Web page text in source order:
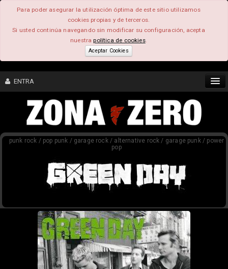
Para poder asegurar la utilización óptima de este sitio utilizamos
cookies propias y de terceros.
Si usted continúa navegando sin modificar su configuración, acepta
nuestrapolítica de cookies.
Aceptar Cookies
ENTRA
CONTENIDO
COMUNIDAD
FEEEDBACK
punk rock / pop punk / garage rock / alternative rock / garage punk / power
pop